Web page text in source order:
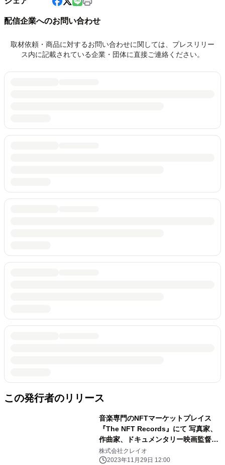
配信企業へのお問い合わせ
取材依頼・商品に対するお問い合わせに関しては、プレスリリー
ス内に記載されている企業・団体に直接ご連絡ください。
この発行者のリリース
音楽専門のNFTマーケットプレイス
『The NFT Records』にて 写真家、
作曲家、ドキュメンタリー映画監督
Jun Kawabata ３作品が一挙予約受付
開始！写真集『So Far』国内送料込み
株式会社クレイオ
2023年11月29日 12:00